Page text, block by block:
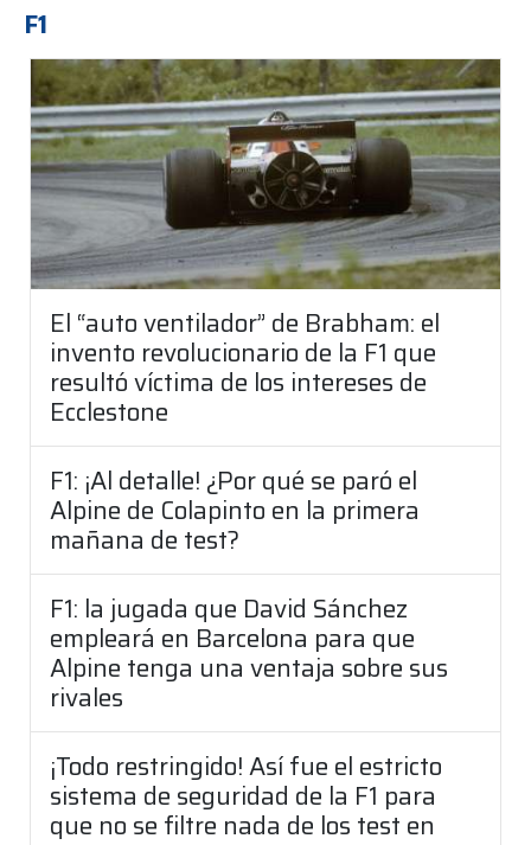
F1
El “auto ventilador” de Brabham: el
invento revolucionario de la F1 que
resultó víctima de los intereses de
Ecclestone
F1: ¡Al detalle! ¿Por qué se paró el
Alpine de Colapinto en la primera
mañana de test?
F1: la jugada que David Sánchez
empleará en Barcelona para que
Alpine tenga una ventaja sobre sus
rivales
¡Todo restringido! Así fue el estricto
sistema de seguridad de la F1 para
que no se filtre nada de los test en